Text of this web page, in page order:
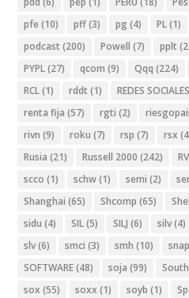
pfe (10) pff(3) pg (4) PL(1)
podcast (200) Powell (7) pplt
PYPL(27) qcom (9) Qqq (224)
RCL(1) rddt (1) REDES SOCIALES
renta fija (57) rgti (2)
rivn (9) roku (7) rsp (7) rsx
Rusia (21) Russell 2000 (242)
scco (1) schw(1) semi (2)
Shanghai (65) Shcomp (65)
sidu (4) SIL(5) SILJ (6) silv(4)
slv(6) smci (3) smh (10) snap
SOFTWARE(48) soja (99)
sox (55) soxx (1) soyb (1)